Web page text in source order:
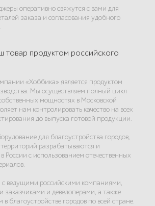
оперативно свяжутся с вами для
заказа и согласования удобного
товар продуктом российского
«Хоббика» является продуктом
Мы осуществляем полный цикл
мощностях в Московской
нам контролировать качество на всех
до выпуска готовой продукции.
для благоустройства городов,
разрабатываются и
России с использованием отечественных
ведущими российскими компаниями,
заказчиками и девелоперами, а также
в благоустройстве городов по всей стране.